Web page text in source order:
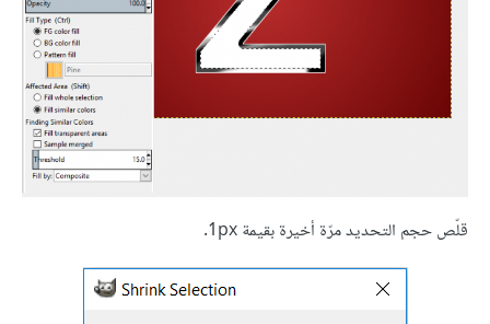
قلّص حجم التحديد مرّة أخيرة بقيمة 1px.